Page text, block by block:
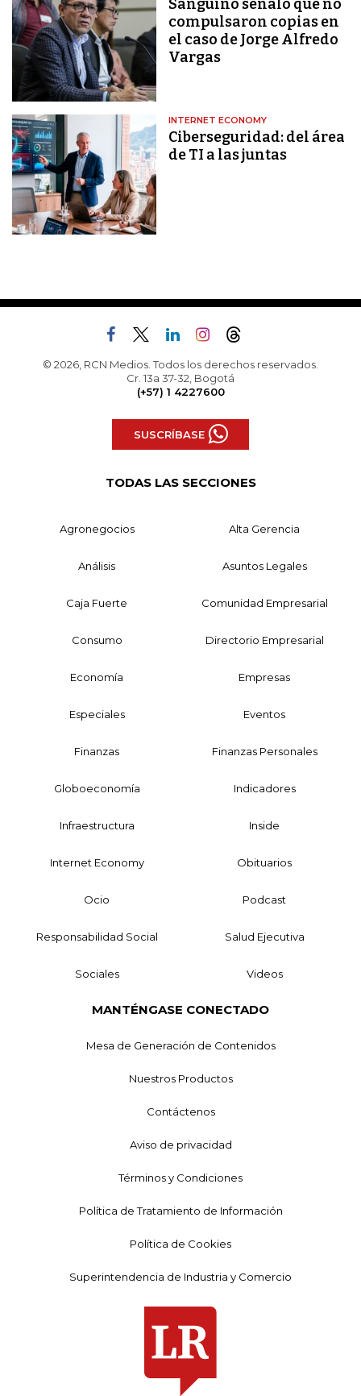
Sanguino señaló que no
compulsaron copias en
el caso de Jorge Alfredo
Vargas
INTERNET ECONOMY
Ciberseguridad: del área
de TI a las juntas
© 2026, RCN Medios. Todos los derechos reservados.
Cr. 13a 37-32, Bogotá
(+57) 1 4227600
SUSCRÍBASE
TODAS LAS SECCIONES
Agronegocios Alta Gerencia
Análisis Asuntos Legales
Caja Fuerte Comunidad Empresarial
Consumo Directorio Empresarial
Economía Empresas
Especiales Eventos
Finanzas Finanzas Personales
Globoeconomía Indicadores
Infraestructura Inside
Internet Economy Obituarios
Ocio Podcast
Responsabilidad Social Salud Ejecutiva
Sociales Videos
MANTÉNGASE CONECTADO
Mesa de Generación de Contenidos
Nuestros Productos
Contáctenos
Aviso de privacidad
Términos y Condiciones
Política de Tratamiento de Información
Política de Cookies
Superintendencia de Industria y Comercio